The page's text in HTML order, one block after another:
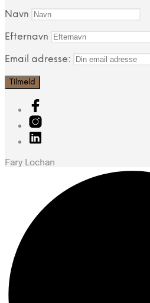
Navn
Efternavn
Email adresse:
Fary Lochan